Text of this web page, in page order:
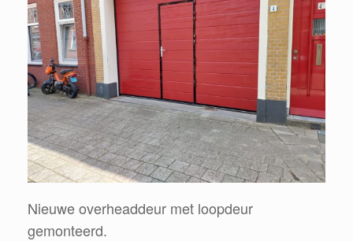
Nieuwe overheaddeur met loopdeur
gemonteerd.